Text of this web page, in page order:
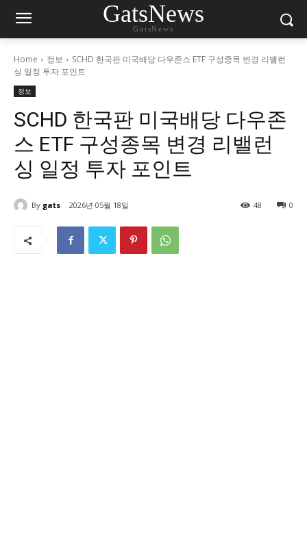
GatsNews
GatsNews
Home 정보
SCHD 한국판 미국배당 다우존스 ETF 구성종목 변경 리밸런
싱 일정 투자 포인트
정보
SCHD 한국판 미국배당 다우존
스 ETF 구성종목 변경 리밸런
싱 일정 투자 포인트
By gats 2026년 05월 18일 0
48